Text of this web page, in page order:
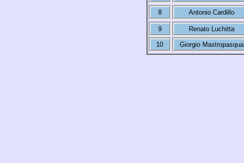
8 Antonio Cardillo
9 Renato Luchitta
10 Giorgio Mastropasqua